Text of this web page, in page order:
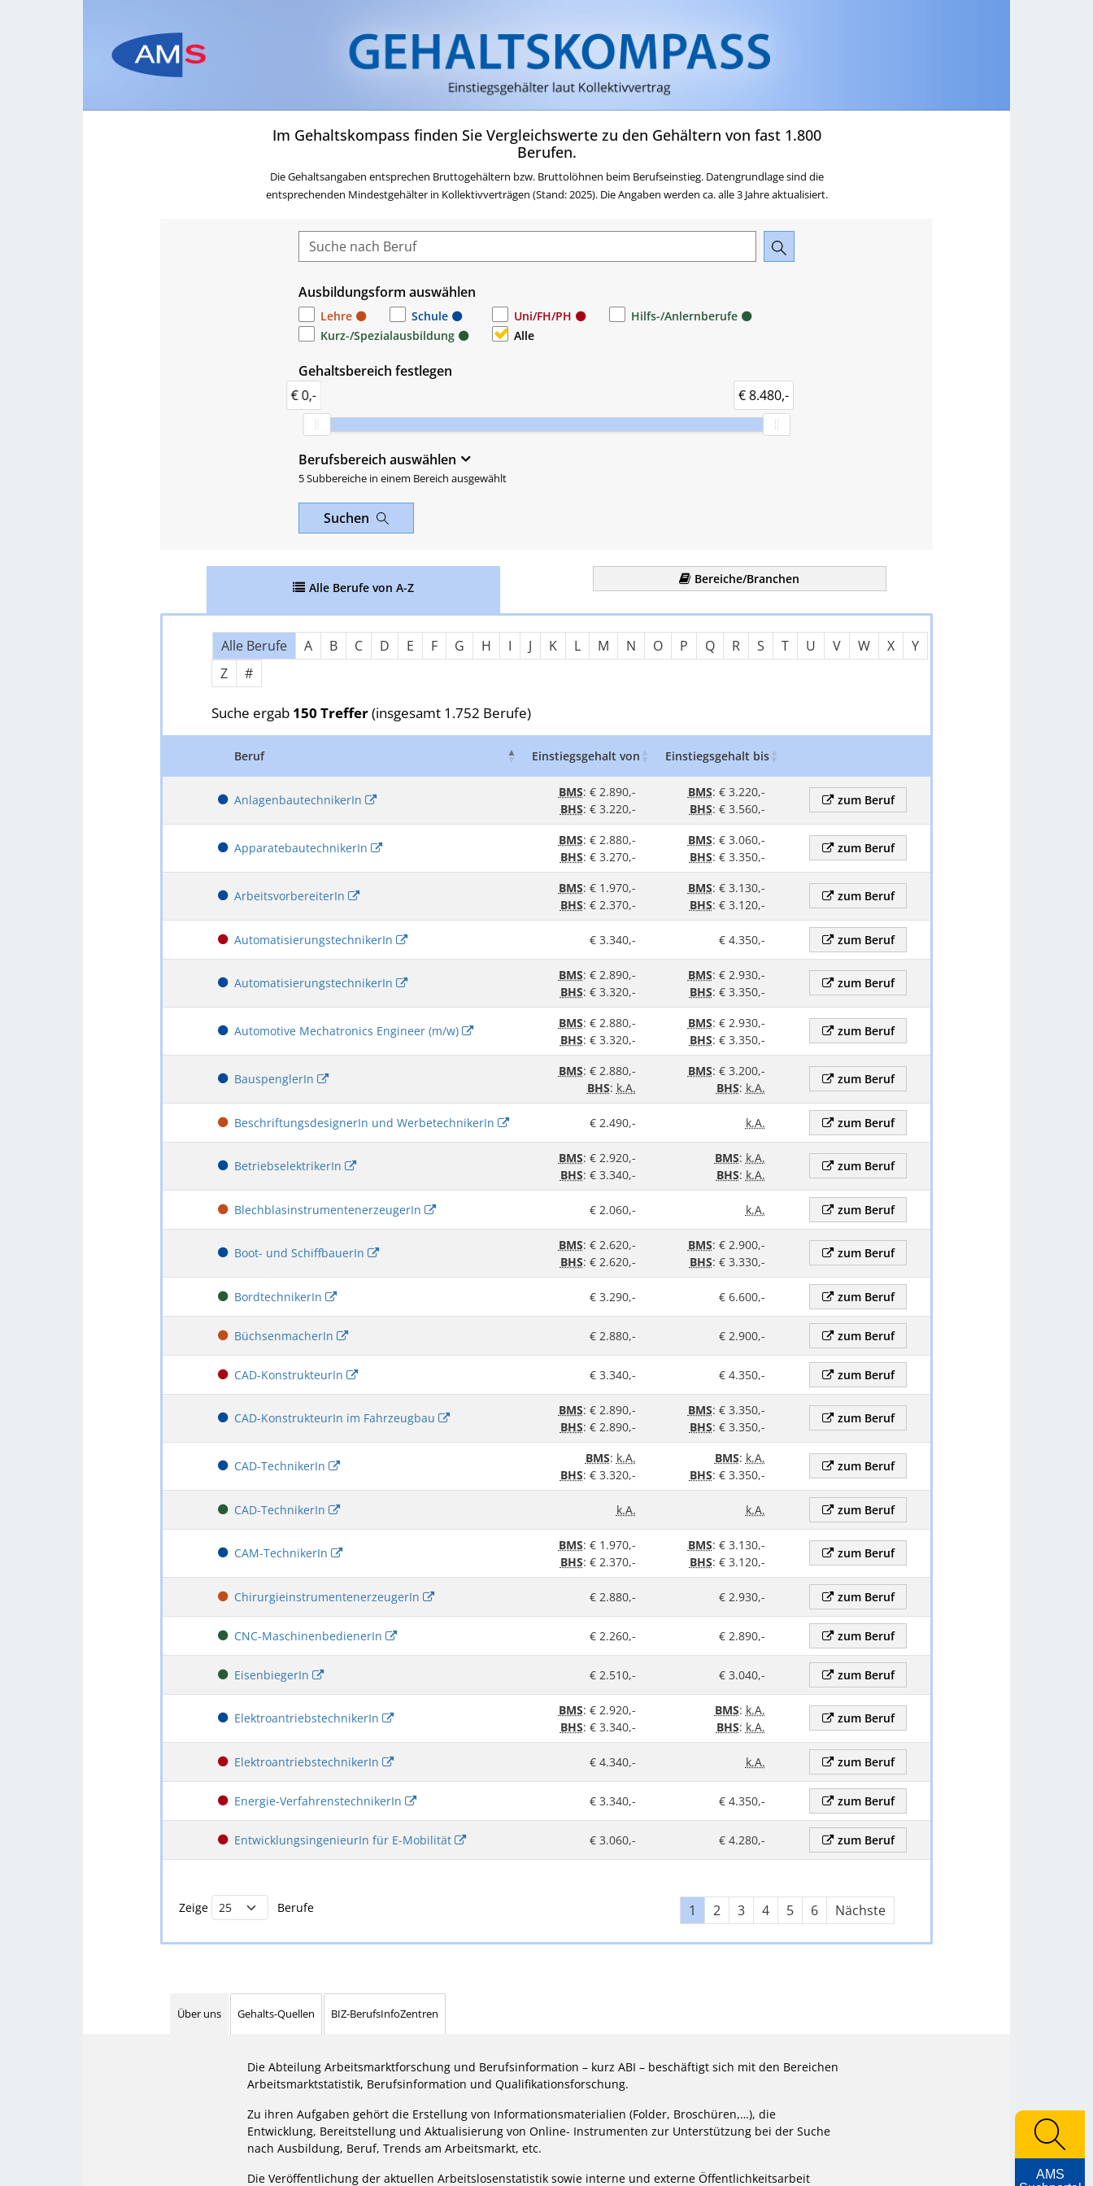
Zum Inhalt springen
Zum Navigationsmenü springen
Zur Suche springen
Zur Footer springen
Zum Das Portal des AMS zu Ausbildung,
Im Gehaltskompass finden Sie Vergleichswerte zu den Gehältern von fast 1.800
Berufen.
Die Gehaltsangaben entsprechen Bruttogehältern bzw. Bruttolöhnen beim Berufseinstieg. Datengrundlage sind die
entsprechenden Mindestgehälter in Kollektivverträgen (Stand: 2025). Die Angaben werden ca. alle 3 Jahre aktualisiert.
Ausbildungsform auswählen
Lehre Schule Uni/FH/PH
Hilfs-/Anlernberufe
Kurz-/Spezialausbildung
Alle
Gehaltsbereich festlegen
€ 0,-
€ 8.480,-
Berufsbereich auswählen
5 Subbereiche in einem Bereich ausgewählt
Suchen
Alle Berufe von A-Z
Bereiche/Branchen
Über Buchstaben springen Nach Anfangsbuchstaben filtern
Alle Berufe A B C D E F G H I J K L M N O P Q R S T U V W X
Y
Z
#
Suche ergab 150 Treffer(insgesamt 1.752 Berufe)
Beruf Einstiegsgehalt von Einstiegsgehalt bis
AnlagenbautechnikerIn
BMS: € 2.890,-
BHS: € 3.220,-
BMS: € 3.220,-
BHS: € 3.560,-
zum Beruf
ApparatebautechnikerIn
BMS: € 2.880,-
BHS: € 3.270,-
BMS: € 3.060,-
BHS: € 3.350,-
zum Beruf
ArbeitsvorbereiterIn
BMS: € 1.970,-
BHS: € 2.370,-
BMS: € 3.130,-
BHS: € 3.120,-
zum Beruf
AutomatisierungstechnikerIn € 3.340,- € 4.350,- zum Beruf
AutomatisierungstechnikerIn
BMS: € 2.890,-
BHS: € 3.320,-
BMS: € 2.930,-
BHS: € 3.350,-
zum Beruf
Automotive Mechatronics Engineer (m/w)
BMS: € 2.880,-
BHS: € 3.320,-
BMS: € 2.930,-
BHS: € 3.350,-
zum Beruf
BauspenglerIn
BMS: € 2.880,-
BHS: k.A.
BMS: € 3.200,-
BHS: k.A.
zum Beruf
BeschriftungsdesignerIn und WerbetechnikerIn € 2.490,- k.A. zum Beruf
BetriebselektrikerIn
BMS: € 2.920,-
BHS: € 3.340,-
BMS: k.A.
BHS: k.A.
zum Beruf
BlechblasinstrumentenerzeugerIn € 2.060,- k.A. zum Beruf
Boot- und SchiffbauerIn
BMS: € 2.620,-
BHS: € 2.620,-
BMS: € 2.900,-
BHS: € 3.330,-
zum Beruf
BordtechnikerIn € 3.290,- € 6.600,- zum Beruf
BüchsenmacherIn € 2.880,- € 2.900,- zum Beruf
CAD-KonstrukteurIn € 3.340,- € 4.350,- zum Beruf
CAD-KonstrukteurIn im Fahrzeugbau
BMS: € 2.890,-
BHS: € 2.890,-
BMS: € 3.350,-
BHS: € 3.350,-
zum Beruf
CAD-TechnikerIn
BMS: k.A.
BHS: € 3.320,-
BMS: k.A.
BHS: € 3.350,-
zum Beruf
CAD-TechnikerIn k.A. k.A. zum Beruf
CAM-TechnikerIn
BMS: € 1.970,-
BHS: € 2.370,-
BMS: € 3.130,-
BHS: € 3.120,-
zum Beruf
ChirurgieinstrumentenerzeugerIn € 2.880,- € 2.930,- zum Beruf
CNC-MaschinenbedienerIn € 2.260,- € 2.890,- zum Beruf
EisenbiegerIn € 2.510,- € 3.040,- zum Beruf
ElektroantriebstechnikerIn
BMS: € 2.920,-
BHS: € 3.340,-
BMS: k.A.
BHS: k.A.
zum Beruf
ElektroantriebstechnikerIn € 4.340,- k.A. zum Beruf
Energie-VerfahrenstechnikerIn € 3.340,- € 4.350,- zum Beruf
EntwicklungsingenieurIn für E-Mobilität € 3.060,- € 4.280,- zum Beruf
Zeige Berufe 1 2 3 4 5 6 Nächste
Über uns Gehalts-Quellen BIZ-BerufsInfoZentren
Die Abteilung Arbeitsmarktforschung und Berufsinformation – kurz ABI – beschäftigt sich mit den Bereichen
Arbeitsmarktstatistik, Berufsinformation und Qualifikationsforschung.
Zu ihren Aufgaben gehört die Erstellung von Informationsmaterialien (Folder, Broschüren,…), die
Entwicklung, Bereitstellung und Aktualisierung von Online- Instrumenten zur Unterstützung bei der Suche
nach Ausbildung, Beruf, Trends am Arbeitsmarkt, etc.
Die Veröffentlichung der aktuellen Arbeitslosenstatistik sowie interne und externe Öffentlichkeitsarbeit
AMS